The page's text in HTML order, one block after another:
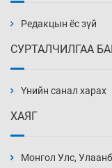
Редакцын ёс зүй
СУРТАЛЧИЛГАА
Үнийн санал харах
ХАЯГ
Монгол Улс,